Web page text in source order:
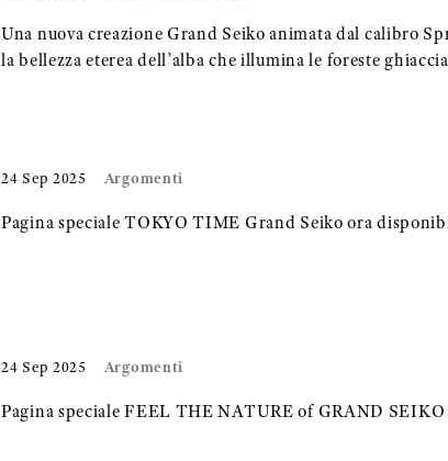
Una nuova creazione Grand Seiko animata dal calibro
la bellezza eterea dell’alba che illumina le foreste
24 Sep 2025 Argomenti
Pagina speciale TOKYO TIME Grand Seiko ora
24 Sep 2025 Argomenti
Pagina speciale FEEL THE NATURE of GRAND